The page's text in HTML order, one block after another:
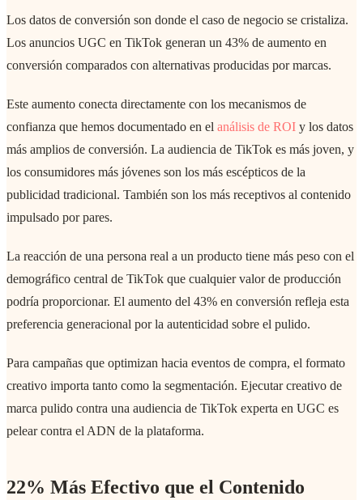
Los datos de conversión son donde el caso de negocio se cristaliza.
Los anuncios UGC en TikTok generan un 43% de aumento en
conversión comparados con alternativas producidas por marcas.
Este aumento conecta directamente con los mecanismos de
confianza que hemos documentado en el análisis de ROI y los datos
más amplios de conversión. La audiencia de TikTok es más joven, y
los consumidores más jóvenes son los más escépticos de la
publicidad tradicional. También son los más receptivos al contenido
impulsado por pares.
La reacción de una persona real a un producto tiene más peso con el
demográfico central de TikTok que cualquier valor de producción
podría proporcionar. El aumento del 43% en conversión refleja esta
preferencia generacional por la autenticidad sobre el pulido.
Para campañas que optimizan hacia eventos de compra, el formato
creativo importa tanto como la segmentación. Ejecutar creativo de
marca pulido contra una audiencia de TikTok experta en UGC es
pelear contra el ADN de la plataforma.
22% Más Efectivo que el Contenido